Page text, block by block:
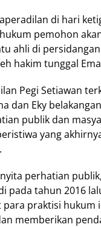
di hari
pemohon
ahli di
hakim tunggal
Pegi Setiawan
dan Eky
publik dan
yang
perhatian
pada tahun 2016
praktisi hukum
memberikan